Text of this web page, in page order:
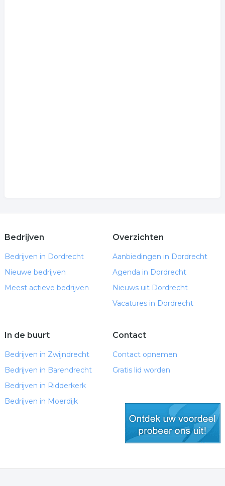
Bedrijven
Bedrijven in Dordrecht
Nieuwe bedrijven
Meest actieve bedrijven
Overzichten
Aanbiedingen in Dordrecht
Agenda in Dordrecht
Nieuws uit Dordrecht
Vacatures in Dordrecht
In de buurt
Bedrijven in Zwijndrecht
Bedrijven in Barendrecht
Bedrijven in Ridderkerk
Bedrijven in Moerdijk
Contact
Contact opnemen
Gratis lid worden